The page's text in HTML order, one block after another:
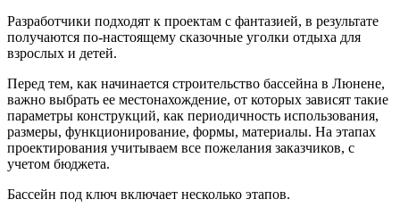
Разработчики подходят к проектам с фантазией, в результате
получаются по-настоящему сказочные уголки отдыха для
взрослых и детей.
Перед тем, как начинается строительство бассейна в Люнене,
важно выбрать ее местонахождение, от которых зависят такие
параметры конструкций, как периодичность использования,
размеры, функционирование, формы, материалы. На этапах
проектирования учитываем все пожелания заказчиков, с
учетом бюджета.
Бассейн под ключ включает несколько этапов.